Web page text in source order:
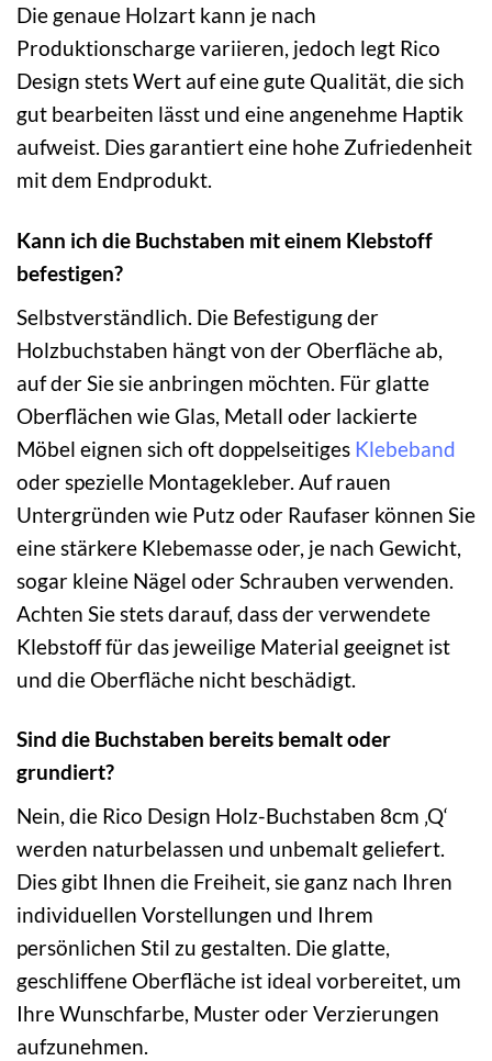
Die genaue Holzart kann je nach
Produktionscharge variieren, jedoch legt Rico
Design stets Wert auf eine gute Qualität, die sich
gut bearbeiten lässt und eine angenehme Haptik
aufweist. Dies garantiert eine hohe Zufriedenheit
mit dem Endprodukt.
Kann ich die Buchstaben mit einem Klebstoff
befestigen?
Selbstverständlich. Die Befestigung der
Holzbuchstaben hängt von der Oberfläche ab,
auf der Sie sie anbringen möchten. Für glatte
Oberflächen wie Glas, Metall oder lackierte
Möbel eignen sich oft doppelseitiges Klebeband
oder spezielle Montagekleber. Auf rauen
Untergründen wie Putz oder Raufaser können Sie
eine stärkere Klebemasse oder, je nach Gewicht,
sogar kleine Nägel oder Schrauben verwenden.
Achten Sie stets darauf, dass der verwendete
Klebstoff für das jeweilige Material geeignet ist
und die Oberfläche nicht beschädigt.
Sind die Buchstaben bereits bemalt oder
grundiert?
Nein, die Rico Design Holz-Buchstaben 8cm ‚Q‘
werden naturbelassen und unbemalt geliefert.
Dies gibt Ihnen die Freiheit, sie ganz nach Ihren
individuellen Vorstellungen und Ihrem
persönlichen Stil zu gestalten. Die glatte,
geschliffene Oberfläche ist ideal vorbereitet, um
Ihre Wunschfarbe, Muster oder Verzierungen
aufzunehmen.